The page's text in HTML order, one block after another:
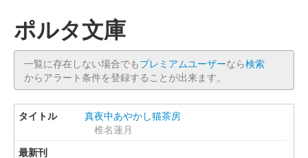
ポルタ文庫
一覧に存在しない場合でもプレミアムユーザーなら検索
からアラート条件を登録することが出来ます。
真夜中あやかし猫茶房
椎名蓮月